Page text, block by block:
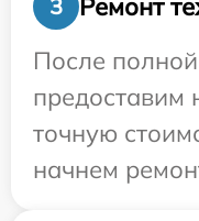
3
Ремонт
После
предоставим
точную
начнем